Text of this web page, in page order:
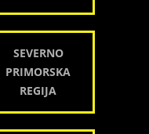
SEVERNO
PRIMORSKA
REGIJA